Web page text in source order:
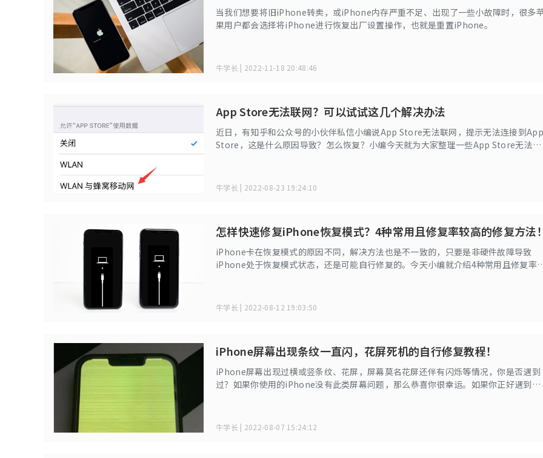
当我们想要将旧iPhone转卖，或iPhone内存严重不足、出现了一些小故障时，很多
果用户都会选择将iPhone进行恢复出厂设置操作，也就是重置iPhone。
牛学长 | 2022-11-18 20:48:46
App Store无法联网？可以试试这几个解决办法
近日，有知乎和公众号的小伙伴私信小编说App Store无法联网，提示无法连接到App
Store，这是什么原因导致？怎么恢复？小编今天就为大家整理一些App Store无法联
牛学长 | 2022-08-23 19:24:10
怎样快速修复iPhone恢复模式？4种常用且修复率较高的修复方法！
iPhone卡在恢复模式的原因不同，解决方法也是不一致的，只要是非硬件故障导致
iPhone处于恢复模式状态，还是可能自行修复的。今天小编就介绍4种常用且修复率
牛学长 | 2022-08-12 19:03:50
iPhone屏幕出现条纹一直闪，花屏死机的自行修复教程！
iPhone屏幕出现过横或竖条纹、花屏，屏幕莫名花屏还伴有闪烁等情况，你是否遇到
过？如果你使用的iPhone没有此类屏幕问题，那么恭喜你很幸运。如果你正好遇到了
牛学长 | 2022-08-07 15:24:12